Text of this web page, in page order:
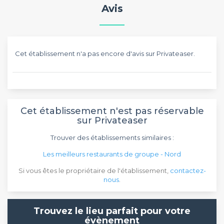
Avis
Cet établissement n'a pas encore d'avis sur Privateaser.
Cet établissement n'est pas réservable
sur Privateaser
Trouver des établissements similaires :
Les meilleurs restaurants de groupe - Nord
Si vous êtes le propriétaire de l'établissement, contactez-
nous
Trouvez le lieu parfait pour votre
évènement